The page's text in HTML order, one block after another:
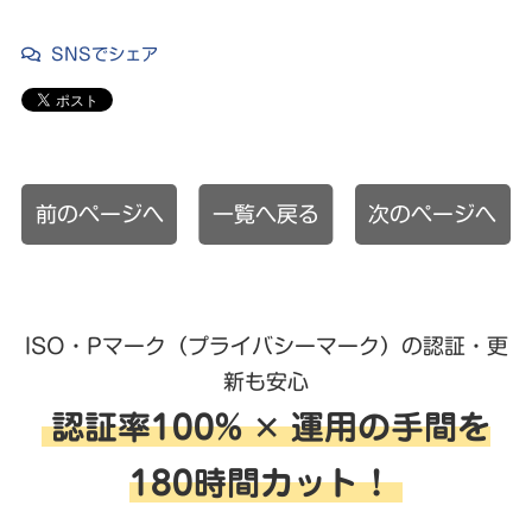
SNSでシェア
前のページへ 一覧へ戻る 次のページへ
ISO・Pマーク（プライバシーマーク）の認証・更
新も安心
認証率100% ✕ 運用の手間を
180時間カット！